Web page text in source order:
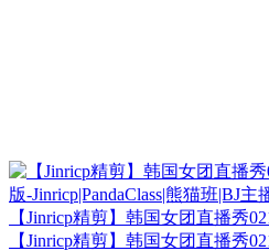
【Jinricp精剪】韩国女团直播秀
【Jinricp精剪】韩国女团直播秀